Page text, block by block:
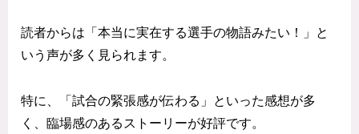
読者からは「本当に実在する選手の物語みたい！」と
いう声が多く見られます。
特に、「試合の緊張感が伝わる」といった感想が多
く、臨場感のあるストーリーが好評です。